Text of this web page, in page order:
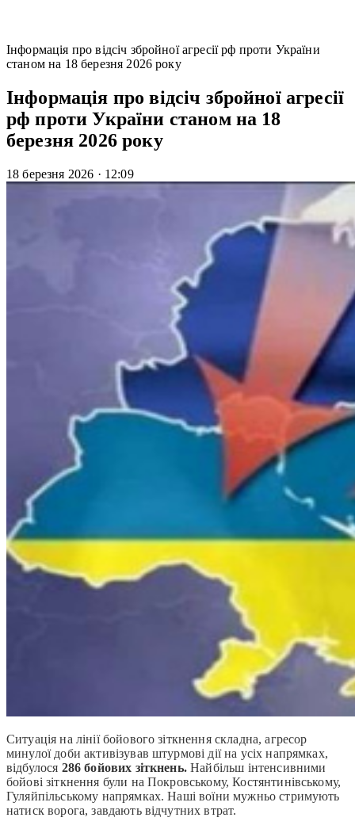
Інформація про відсіч збройної агресії рф проти України
станом на 18 березня 2026 року
Інформація про відсіч збройної агресії
рф проти України станом на 18
березня 2026 року
18 березня 2026 · 12:09
Ситуація на лінії бойового зіткнення складна, агресор
минулої доби активізував штурмові дії на усіх напрямках,
відбулося 286 бойових зіткнень.Найбільш інтенсивними
бойові зіткнення були на Покровському, Костянтинівському,
Гуляйпільському напрямках. Наші воїни мужньо стримують
натиск ворога, завдають відчутних втрат.